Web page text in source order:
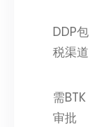
DDP包
税渠道
需BTK
审批